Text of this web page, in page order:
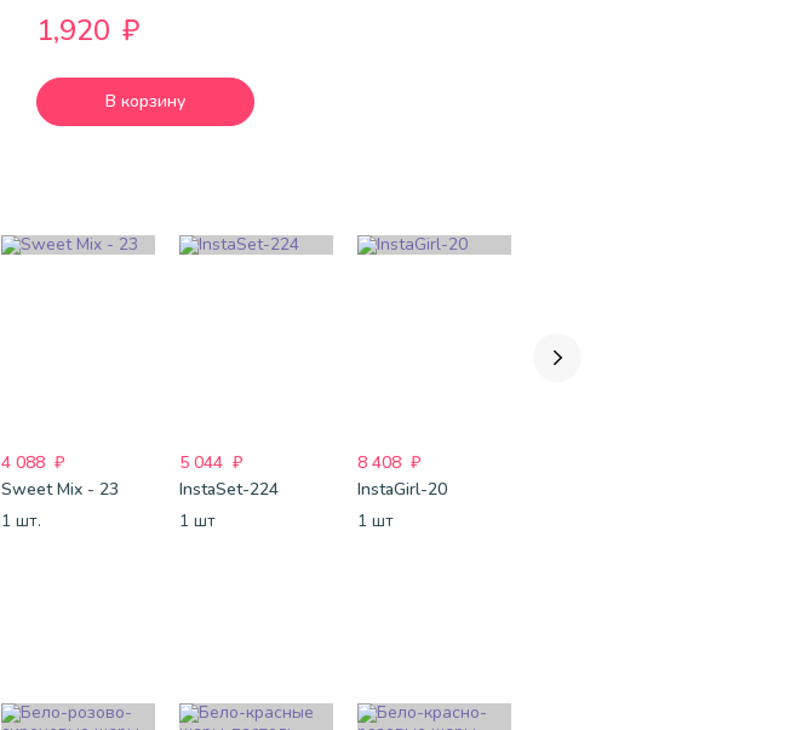
1,920 ₽
В корзину
4 088 ₽
Sweet Mix - 23
1 шт.
5 044 ₽
InstaSet-224
1 шт
8 408 ₽
InstaGirl-20
1 шт